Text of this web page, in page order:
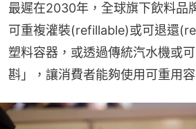
最遲在2030年，全球旗下飲料品
可重複灌裝(refillable)或可退還
塑料容器，或透過傳統汽水機或
斟」，讓消費者能夠使用可重用